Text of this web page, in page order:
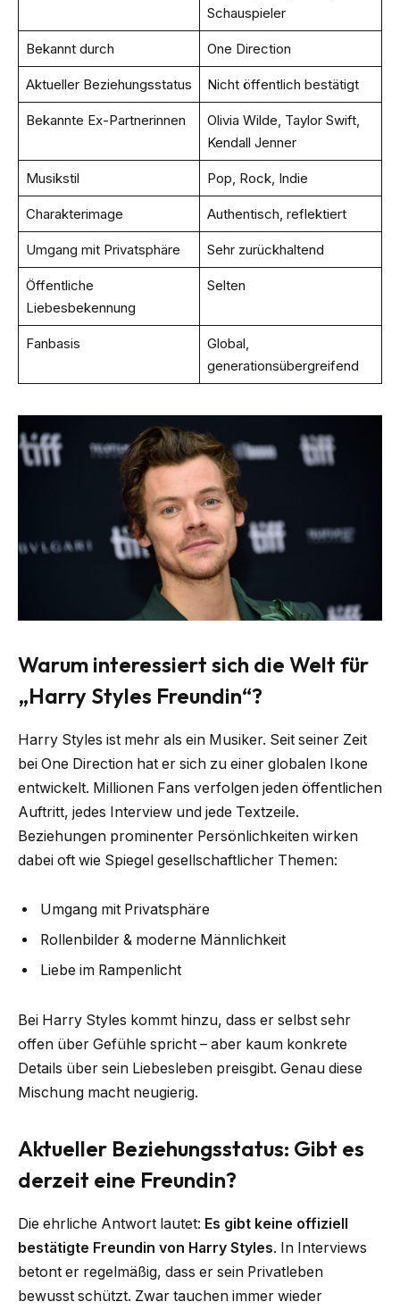
Schauspieler
Bekannt durch One Direction
Aktueller Beziehungsstatus Nicht öffentlich bestätigt
Bekannte Ex-Partnerinnen
Olivia Wilde, Taylor Swift,
Kendall Jenner
Musikstil Pop, Rock, Indie
Charakterimage Authentisch, reflektiert
Umgang mit Privatsphäre Sehr zurückhaltend
Öffentliche
Liebesbekennung
Selten
Fanbasis
Global,
generationsübergreifend
Warum interessiert sich die Welt für
„Harry Styles Freundin“?
Harry Styles ist mehr als ein Musiker. Seit seiner Zeit
bei One Direction hat er sich zu einer globalen Ikone
entwickelt. Millionen Fans verfolgen jeden öffentlichen
Auftritt, jedes Interview und jede Textzeile.
Beziehungen prominenter Persönlichkeiten wirken
dabei oft wie Spiegel gesellschaftlicher Themen:
Umgang mit Privatsphäre
Rollenbilder & moderne Männlichkeit
Liebe im Rampenlicht
Bei Harry Styles kommt hinzu, dass er selbst sehr
offen über Gefühle spricht – aber kaum konkrete
Details über sein Liebesleben preisgibt. Genau diese
Mischung macht neugierig.
Aktueller Beziehungsstatus: Gibt es
derzeit eine Freundin?
Die ehrliche Antwort lautet: Es gibt keine offiziell
bestätigte Freundin von Harry Styles. In Interviews
betont er regelmäßig, dass er sein Privatleben
bewusst schützt. Zwar tauchen immer wieder